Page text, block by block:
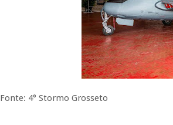
Fonte: 4° Stormo Grosseto